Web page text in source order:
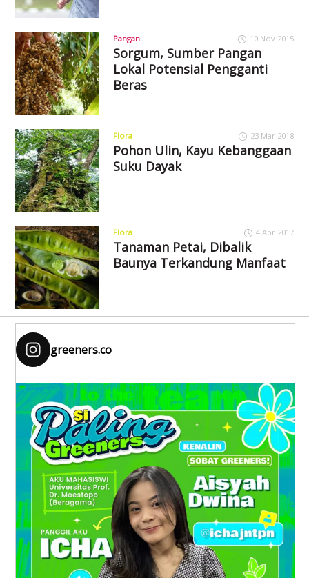
Pangan 10 Nov 2015
Sorgum, Sumber Pangan
Lokal Potensial Pengganti
Beras
Flora 23 Mar 2018
Pohon Ulin, Kayu Kebanggaan
Suku Dayak
Flora 4 Apr 2017
Tanaman Petai, Dibalik
Baunya Terkandung Manfaat
greeners.co